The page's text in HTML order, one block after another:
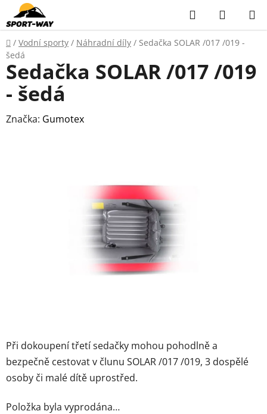
Přejít
na
obsah
Hledat
KOŠÍK
Domů
/ Vodní sporty / Náhradní díly / Sedačka SOLAR /017 /019 -
šedá
Při dokoupení třetí sedačky mohou pohodlně a
bezpečně cestovat v člunu SOLAR /017 /019, 3 dospělé
osoby či malé dítě uprostřed.
Položka byla vyprodána…
Sedačka SOLAR /017 /019
- šedá
Značka: Gumotex